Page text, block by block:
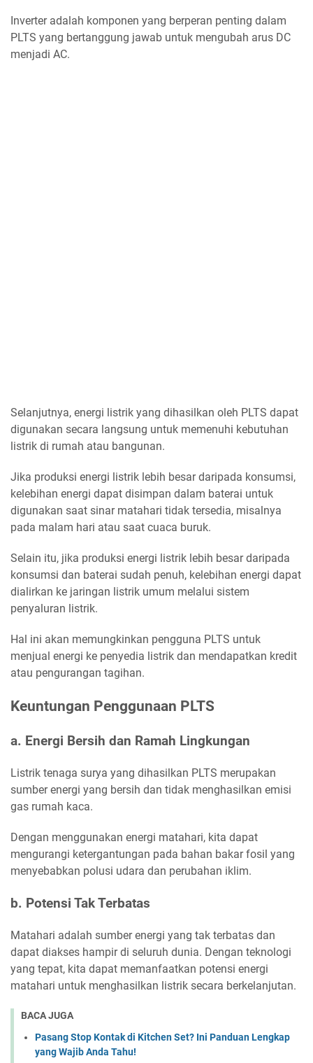
Inverter adalah komponen yang berperan penting dalam
PLTS yang bertanggung jawab untuk mengubah arus DC
menjadi AC.
Selanjutnya, energi listrik yang dihasilkan oleh PLTS dapat
digunakan secara langsung untuk memenuhi kebutuhan
listrik di rumah atau bangunan.
Jika produksi energi listrik lebih besar daripada konsumsi,
kelebihan energi dapat disimpan dalam baterai untuk
digunakan saat sinar matahari tidak tersedia, misalnya
pada malam hari atau saat cuaca buruk.
Selain itu, jika produksi energi listrik lebih besar daripada
konsumsi dan baterai sudah penuh, kelebihan energi dapat
dialirkan ke jaringan listrik umum melalui sistem
penyaluran listrik.
Hal ini akan memungkinkan pengguna PLTS untuk
menjual energi ke penyedia listrik dan mendapatkan kredit
atau pengurangan tagihan.
Keuntungan Penggunaan PLTS
a. Energi Bersih dan Ramah Lingkungan
Listrik tenaga surya yang dihasilkan PLTS merupakan
sumber energi yang bersih dan tidak menghasilkan emisi
gas rumah kaca.
Dengan menggunakan energi matahari, kita dapat
mengurangi ketergantungan pada bahan bakar fosil yang
menyebabkan polusi udara dan perubahan iklim.
b. Potensi Tak Terbatas
Matahari adalah sumber energi yang tak terbatas dan
dapat diakses hampir di seluruh dunia. Dengan teknologi
yang tepat, kita dapat memanfaatkan potensi energi
matahari untuk menghasilkan listrik secara berkelanjutan.
BACA JUGA
Pasang Stop Kontak di Kitchen Set? Ini Panduan Lengkap
yang Wajib Anda Tahu!